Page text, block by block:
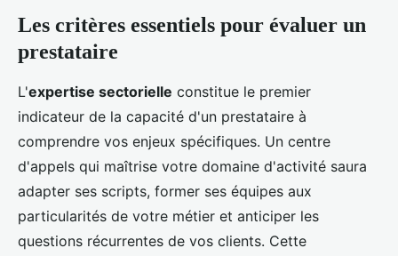
Les critères essentiels pour évaluer un
prestataire
L'expertise sectorielle constitue le premier
indicateur de la capacité d'un prestataire à
comprendre vos enjeux spécifiques. Un centre
d'appels qui maîtrise votre domaine d'activité saura
adapter ses scripts, former ses équipes aux
particularités de votre métier et anticiper les
questions récurrentes de vos clients. Cette